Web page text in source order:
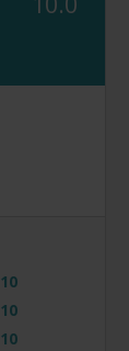
10
10
10